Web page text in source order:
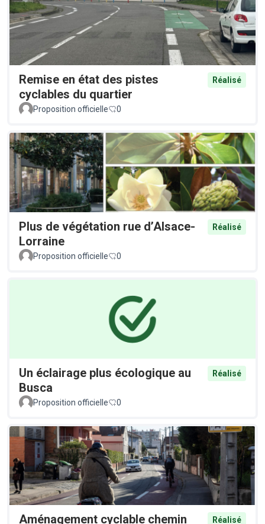
Remise en état des pistes
cyclables du quartier
Réalisé
Proposition officielle 0
Plus de végétation rue d’Alsace-
Lorraine
Réalisé
Proposition officielle 0
Un éclairage plus écologique au
Busca
Réalisé
Proposition officielle 0
Aménagement cyclable chemin
Réalisé